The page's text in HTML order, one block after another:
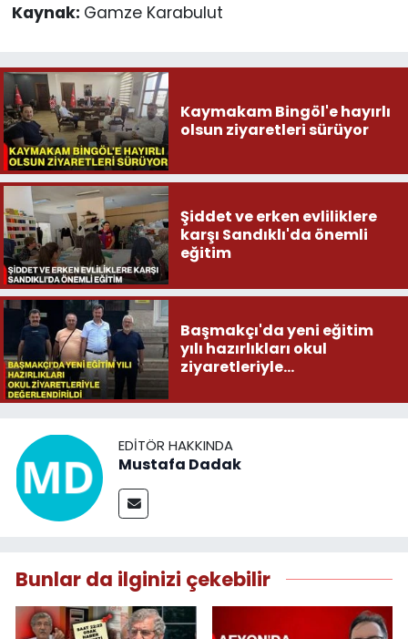
Kaynak: Gamze Karabulut
Kaymakam Bingöl'e hayırlı
olsun ziyaretleri sürüyor
Şiddet ve erken evliliklere
karşı Sandıklı'da önemli
eğitim
Başmakçı'da yeni eğitim
yılı hazırlıkları okul
ziyaretleriyle
EDITÖR HAKKINDA
Mustafa Dadak
Bunlar da ilginizi çekebilir